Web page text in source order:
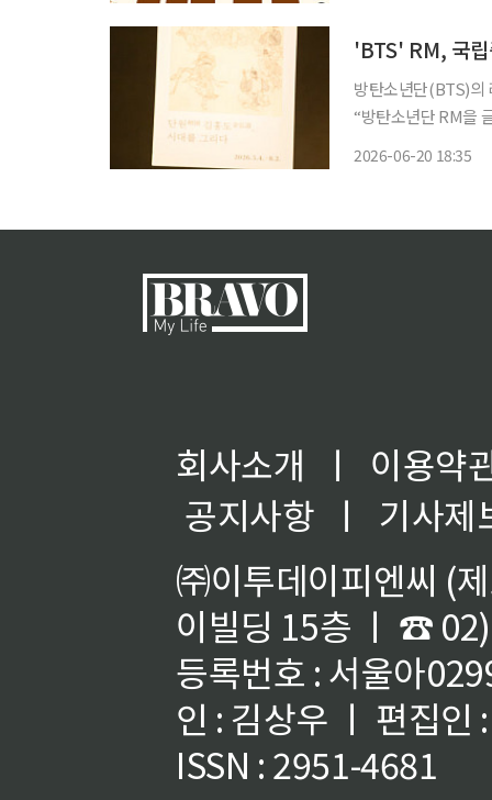
'BTS' RM, 국
방탄소년단(BTS)의 리더
“방탄소년단 RM을
2026-06-20 18:35
회사소개 ㅣ
이용약
공지사항
ㅣ
기사제
㈜이투데이피엔씨 (
이빌딩 15층 ㅣ ☎
등록번호 : 서울아
인 : 김상우 ㅣ 편집인
ISSN : 2951-4681